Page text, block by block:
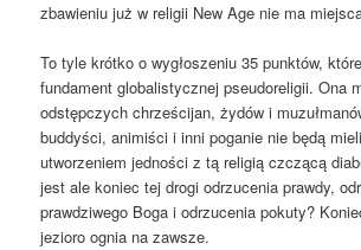
zbawieniu już w religii New Age nie ma
To tyle krótko o wygłoszeniu 35 punktów,
fundament globalistycznej pseudoreligii. Ona
odstępczych chrześcijan, żydów i
buddyści, animiści i inni poganie nie będą
utworzeniem jedności z tą religią czczącą
jest ale koniec tej drogi odrzucenia prawdy,
prawdziwego Boga i odrzucenia pokuty?
jezioro ognia na zawsze.